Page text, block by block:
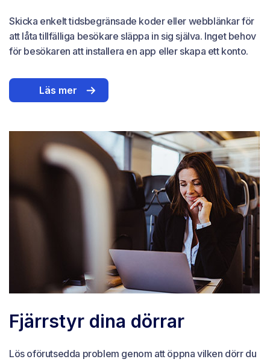
Skicka enkelt tidsbegränsade koder eller webblänkar för
att låta tillfälliga besökare släppa in sig själva. Inget behov
för besökaren att installera en app eller skapa ett konto.
Läs mer
Fjärrstyr dina dörrar
Lös oförutsedda problem genom att öppna vilken dörr du